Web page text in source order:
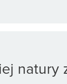
natury